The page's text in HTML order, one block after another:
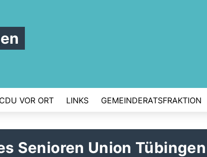
CDU VOR ORT LINKS GEMEINDERATSFRAKTION
Senioren Union Tübingen